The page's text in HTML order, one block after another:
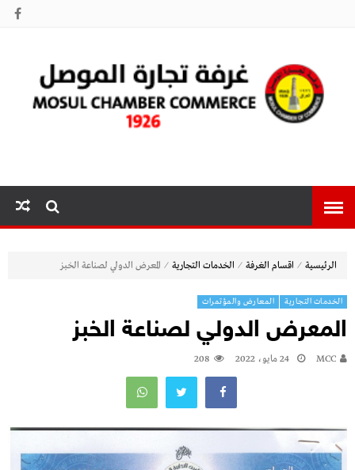
الموصل
الرئيسية ⁄ اقسام الغرفة ⁄ الخدمات التجارية ⁄ المعرض الدولي لصناعة الخبز
الخدمات التجارية المعارض والمؤتمرات
المعرض الدولي لصناعة الخبز
MCC 24 مايو، 2022 208